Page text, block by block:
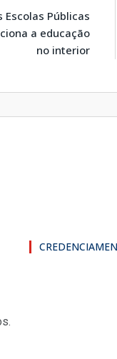
Escolas Públicas
a educação
no interior